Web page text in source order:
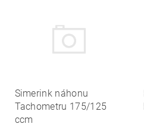
Simerink náhonu
Tachometru 175/125
ccm